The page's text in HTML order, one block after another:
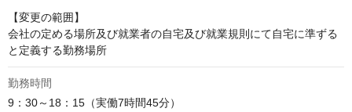
【変更の範囲】
会社の定める場所及び就業者の自宅及び就業規則にて自宅に準ずる
と定義する勤務場所
勤務時間
9：30～18：15（実働7時間45分）